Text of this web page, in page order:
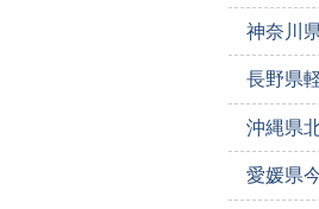
神奈川
長野県
沖縄県
愛媛県